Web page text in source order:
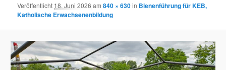
Veröffentlicht 18. Juni 2026 am840 × 630in Bienenführung für KEB,
Katholische Erwachsenenbildung